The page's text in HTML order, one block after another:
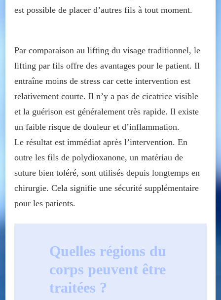
est possible de placer d’autres fils à tout moment.
Par comparaison au lifting du visage traditionnel, le
lifting par fils offre des avantages pour le patient. Il
entraîne moins de stress car cette intervention est
relativement courte. Il n’y a pas de cicatrice visible
et la guérison est généralement très rapide. Il existe
un faible risque de douleur et d’inflammation.
Le résultat est immédiat après l’intervention. En
outre les fils de polydioxanone, un matériau de
suture bien toléré, sont utilisés depuis longtemps en
chirurgie. Cela signifie une sécurité supplémentaire
pour les patients.
Quelles régions du
corps peuvent être
traitées ?